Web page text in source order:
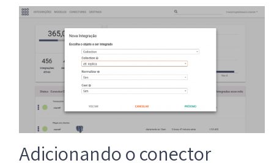
Adicionando o conector